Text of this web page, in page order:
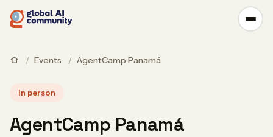
/ Events / AgentCamp Panamá
In person
AgentCamp Panamá